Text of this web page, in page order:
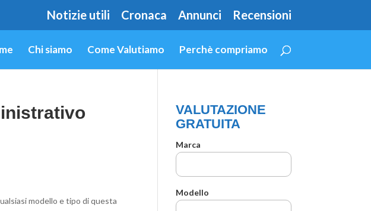
Notizie utili Cronaca Annunci Recensioni
Chi siamo Come Valutiamo Perchè compriamo
modello e tipo di questa
VALUTAZIONE
GRATUITA
Marca
Modello